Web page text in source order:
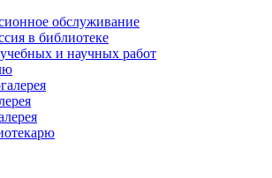
обслуживание
в библиотеке
и научных работ